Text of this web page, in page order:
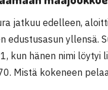
jatkuu edelleen,
edustusasun yllensä.
kun hänen nimi
Mistä kokeneen